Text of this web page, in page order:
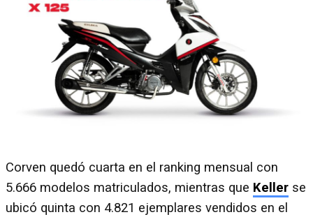
Corven quedó cuarta en el ranking mensual con
5.666 modelos matriculados, mientras que Keller se
ubicó quinta con 4.821 ejemplares vendidos en el